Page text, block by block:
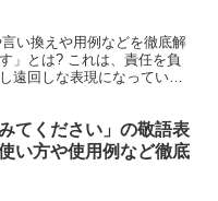
い換えや用例などを徹底解
」とは? これは、責任を負
遠回しな表現になっていま
みてください」の敬語表
い方や使用例など徹底